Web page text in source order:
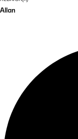
Allan